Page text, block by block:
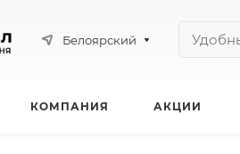
Белоярский
КОМПАНИЯ АКЦИИ